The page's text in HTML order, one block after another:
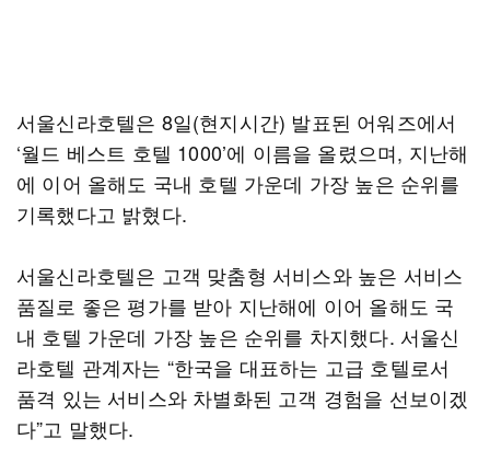
서울신라호텔은 8일(현지시간) 발표된 어워즈에서
‘월드 베스트 호텔 1000’에 이름을 올렸으며, 지난해
에 이어 올해도 국내 호텔 가운데 가장 높은 순위를
기록했다고 밝혔다.
서울신라호텔은 고객 맞춤형 서비스와 높은 서비스
품질로 좋은 평가를 받아 지난해에 이어 올해도 국
내 호텔 가운데 가장 높은 순위를 차지했다. 서울신
라호텔 관계자는 “한국을 대표하는 고급 호텔로서
품격 있는 서비스와 차별화된 고객 경험을 선보이겠
다”고 말했다.